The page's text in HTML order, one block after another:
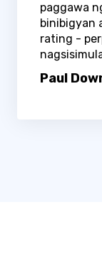
paggawa
binibigyan
rating -
Paul